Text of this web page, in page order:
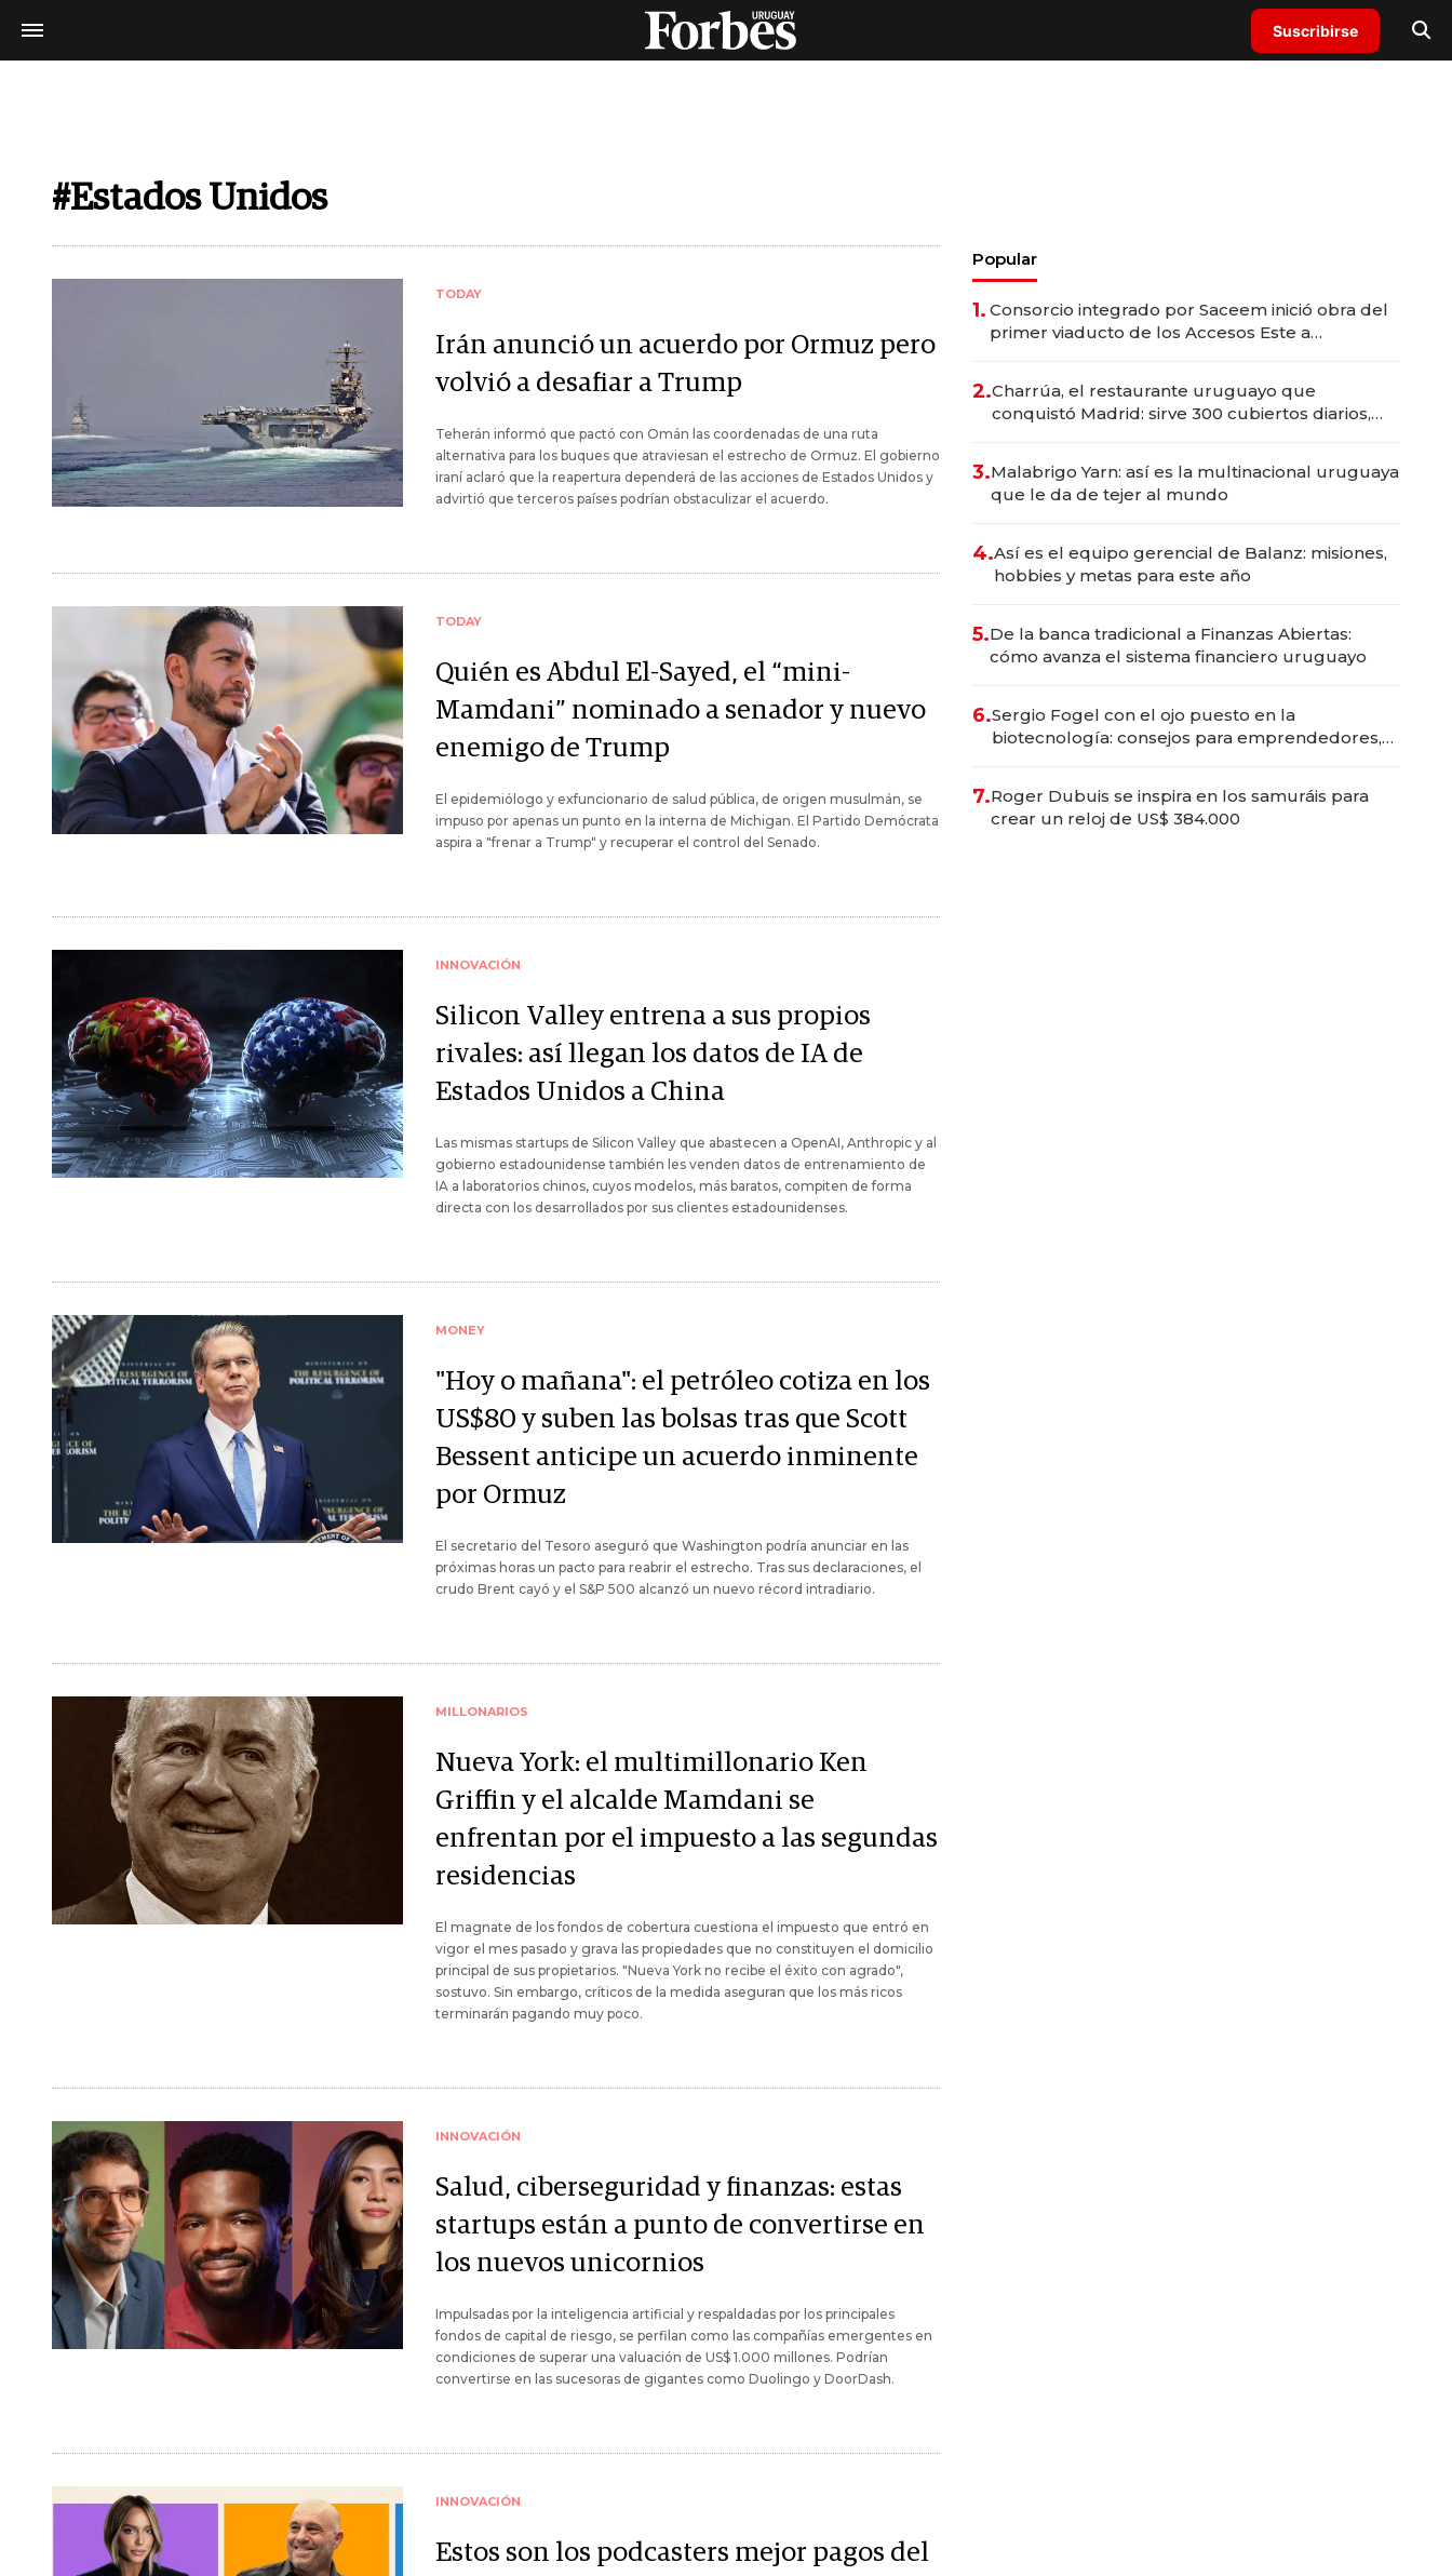
Suscribirse
#Estados Unidos
TODAY
Irán anunció un acuerdo por Ormuz pero
volvió a desafiar a Trump
Teherán informó que pactó con Omán las coordenadas de una ruta
alternativa para los buques que atraviesan el estrecho de Ormuz. El gobierno
iraní aclaró que la reapertura dependerá de las acciones de Estados Unidos y
advirtió que terceros países podrían obstaculizar el acuerdo.
TODAY
Quién es Abdul El-Sayed, el “mini-
Mamdani” nominado a senador y nuevo
enemigo de Trump
El epidemiólogo y exfuncionario de salud pública, de origen musulmán, se
impuso por apenas un punto en la interna de Michigan. El Partido Demócrata
aspira a "frenar a Trump" y recuperar el control del Senado.
INNOVACIÓN
Silicon Valley entrena a sus propios
rivales: así llegan los datos de IA de
Estados Unidos a China
Las mismas startups de Silicon Valley que abastecen a OpenAI, Anthropic y al
gobierno estadounidense también les venden datos de entrenamiento de
IA a laboratorios chinos, cuyos modelos, más baratos, compiten de forma
directa con los desarrollados por sus clientes estadounidenses.
MONEY
"Hoy o mañana": el petróleo cotiza en los
US$80 y suben las bolsas tras que Scott
Bessent anticipe un acuerdo inminente
por Ormuz
El secretario del Tesoro aseguró que Washington podría anunciar en las
próximas horas un pacto para reabrir el estrecho. Tras sus declaraciones, el
crudo Brent cayó y el S&P 500 alcanzó un nuevo récord intradiario.
MILLONARIOS
Nueva York: el multimillonario Ken
Griffin y el alcalde Mamdani se
enfrentan por el impuesto a las segundas
residencias
El magnate de los fondos de cobertura cuestiona el impuesto que entró en
vigor el mes pasado y grava las propiedades que no constituyen el domicilio
principal de sus propietarios. "Nueva York no recibe el éxito con agrado",
sostuvo. Sin embargo, críticos de la medida aseguran que los más ricos
terminarán pagando muy poco.
INNOVACIÓN
Salud, ciberseguridad y finanzas: estas
startups están a punto de convertirse en
los nuevos unicornios
Impulsadas por la inteligencia artificial y respaldadas por los principales
fondos de capital de riesgo, se perfilan como las compañías emergentes en
condiciones de superar una valuación de US$ 1.000 millones. Podrían
convertirse en las sucesoras de gigantes como Duolingo y DoorDash.
INNOVACIÓN
Estos son los podcasters mejor pagos del
Popular
1. Consorcio integrado por Saceem inició obra del
primer viaducto de los Accesos Este a
2.Charrúa, el restaurante uruguayo que
conquistó Madrid: sirve 300 cubiertos diarios,
3.Malabrigo Yarn: así es la multinacional uruguaya
que le da de tejer al mundo
4.Así es el equipo gerencial de Balanz: misiones,
hobbies y metas para este año
5.De la banca tradicional a Finanzas Abiertas:
cómo avanza el sistema financiero uruguayo
6.Sergio Fogel con el ojo puesto en la
biotecnología: consejos para emprendedores,
7.Roger Dubuis se inspira en los samuráis para
crear un reloj de US$ 384.000